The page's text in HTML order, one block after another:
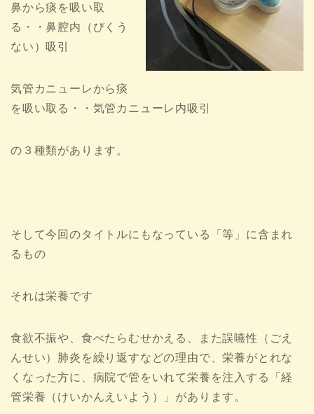
鼻から痰を吸い取
る・・鼻腔内（びくう
ない）吸引
気管カニューレから痰
を吸い取る・・気管カニューレ内吸引
の３種類があります。
そして今回のタイトルにもなっている「等」に含まれ
るもの
それは栄養です
食欲不振や、食べたらむせかえる、また誤嚥性（ごえ
んせい）肺炎を繰り返すなどの理由で、栄養がとれな
くなった方に、病院で管をいれて栄養を注入する「経
管栄養（けいかんえいよう）」があります。